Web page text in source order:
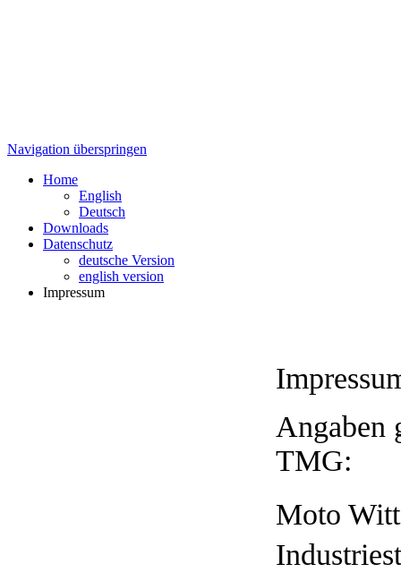
Navigation überspringen
Home
English
Deutsch
Downloads
Datenschutz
deutsche Version
english version
Impressum
Angaben
TMG:
Moto